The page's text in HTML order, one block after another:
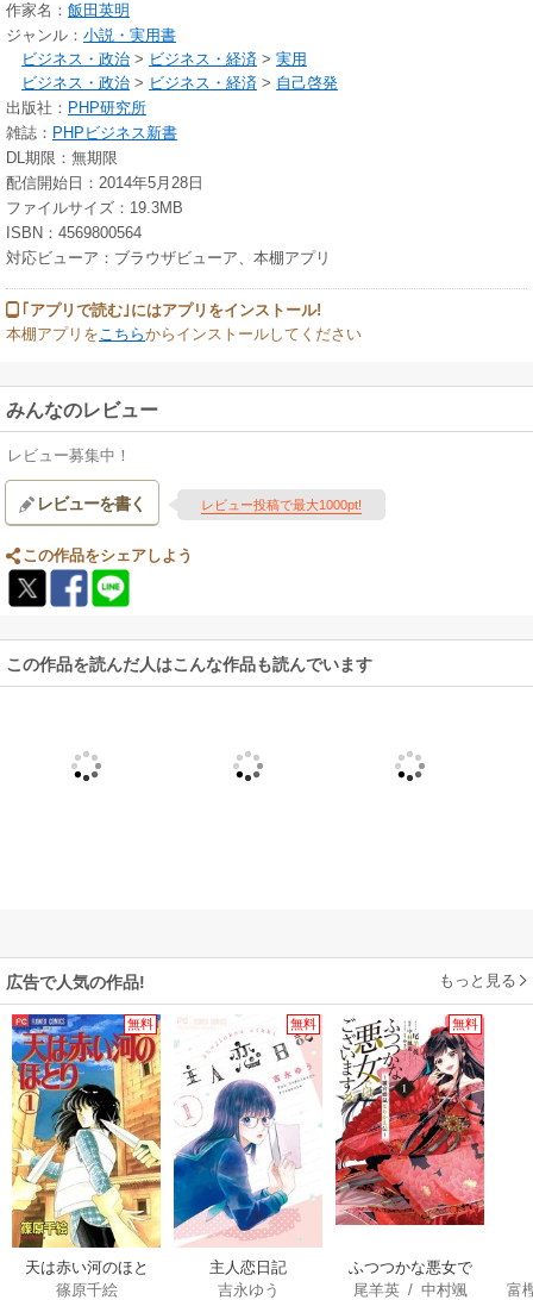
作家名： 飯田英明
ジャンル： 小説・実用書
ビジネス・政治 > ビジネス・経済 > 実用
ビジネス・政治 > ビジネス・経済 > 自己啓発
出版社： PHP研究所
雑誌： PHPビジネス新書
DL期限：無期限
配信開始日：2014年5月28日
ファイルサイズ：19.3MB
ISBN：4569800564
対応ビューア：ブラウザビューア、本棚アプリ
｢アプリで読む｣にはアプリをインストール!
本棚アプリをこちらからインストールしてください
みんなのレビュー
レビュー募集中！
レビューを書く レビュー投稿で最大1000pt!
この作品をシェアしよう
この作品を読んだ人はこんな作品も読んでいます
広告で人気の作品! もっと見る
無料
天は赤い河のほと
り
篠原千絵
無料
主人恋日記
吉永ゆう
無料
ふつつかな悪女で
はございますが ～
尾羊英/ 中村颯 富